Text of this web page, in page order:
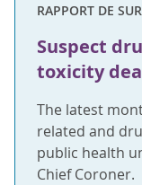
RAPPORT DE
Suspect
toxicity
The latest
related and
public health
Chief Coroner.